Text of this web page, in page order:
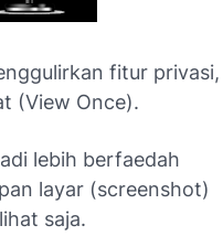
fitur privasi,
(View Once).
lebih berfaedah
layar (screenshot)
saja.